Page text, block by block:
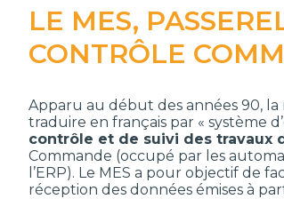
LE MES,
CONTRÔLE
Apparu au début des années 90, la
traduire en français par « système
contrôle et de suivi des travaux
Commande (occupé par les
l’ERP). Le MES a pour objectif de
réception des données émises à